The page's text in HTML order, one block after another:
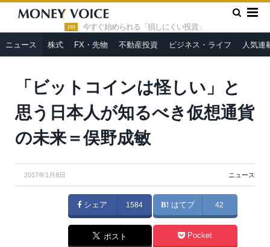
PR 今すぐ始められる「損しにくい投資」
ニュース 株式 FX・先物 不動産投資 ビジネス・ライフ 人気連
HOME » ニュース »
「ビットコインは怪しい」と思う日本人が
知るべき仮想通貨の未来＝俣野成敏
「ビットコインは怪しい」と
思う日本人が知るべき仮想通貨
の未来＝俣野成敏
2017年1月8日 ニュース
シェア 1584 はてブ 42
ポスト Pocket